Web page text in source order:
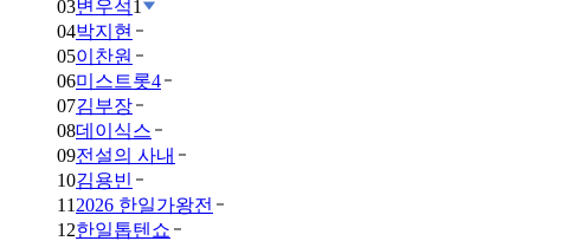
03변우석1
04박지현
05이찬원
06미스트롯4
07김부장
08데이식스
09전설의 사내
10김용빈
11 2026 한일가왕전
12한일톱텐쇼